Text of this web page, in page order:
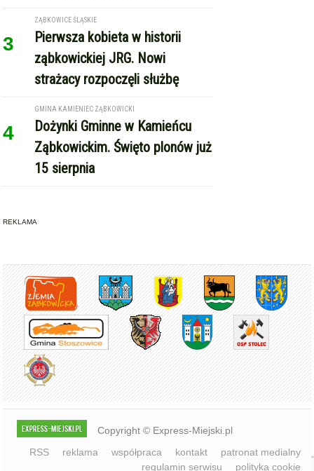
3
ZĄBKOWICE ŚLĄSKIE
Pierwsza kobieta w historii
ząbkowickiej JRG. Nowi
strażacy rozpoczęli służbę
4
GMINA KAMIENIEC ZĄBKOWICKI
Dożynki Gminne w Kamieńcu
Ząbkowickim. Święto plonów już
15 sierpnia
REKLAMA
Copyright © Express-Miejski.pl
RSS
reklama współpraca kontakt
patronat medialny
regulamin serwisu
polityka cookie